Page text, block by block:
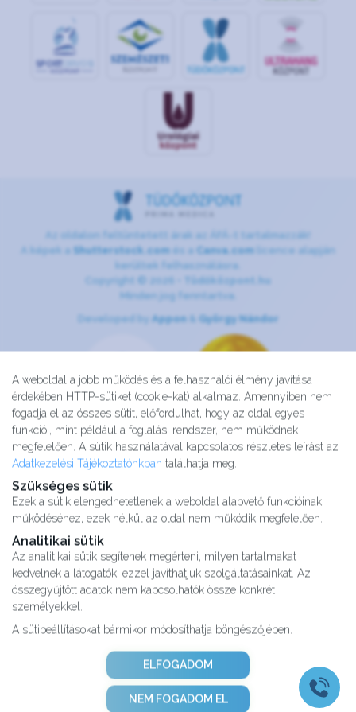
A weboldal a jobb működés és a felhasználói élmény javítása
érdekében HTTP-sütiket (cookie-kat) alkalmaz. Amennyiben nem
fogadja el az összes sütit, előfordulhat, hogy az oldal egyes
funkciói, mint például a foglalási rendszer, nem működnek
megfelelően. A sütik használatával kapcsolatos részletes leírást az
Adatkezelési Tájékoztatónkban találhatja meg.
Szükséges sütik
Ezek a sütik elengedhetetlenek a weboldal alapvető funkcióinak
működéséhez, ezek nélkül az oldal nem működik megfelelően.
Analitikai sütik
Az analitikai sütik segítenek megérteni, milyen tartalmakat
kedvelnek a látogatók, ezzel javíthatjuk szolgáltatásainkat. Az
összegyűjtött adatok nem kapcsolhatók össze konkrét
személyekkel.
A sütibeállításokat bármikor módosíthatja böngészőjében.
ELFOGADOM
NEM FOGADOM EL
SPORT
Az oldalon feltüntetett árak az ÁFÁ-t tartalmazzák!
A képek a Shutterstock.com és a Canva.com licence alapján
kerültek felhasználásra.
Copyright © 2026 •
Tüdőközpont.hu
Minden jog fenntartva.
Developed by Appon& György Nándor
Kutatásaink
Partnereink
Karrier
Adatvédelmi tájékoztató
ÁSZF
Adatkezelési tájékoztató